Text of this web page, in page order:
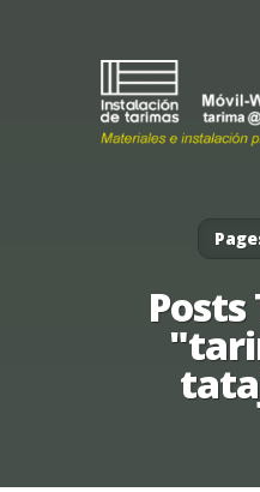
Posts